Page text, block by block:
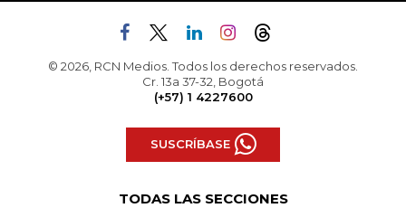
© 2026, RCN Medios. Todos los derechos reservados.
Cr. 13a 37-32, Bogotá
(+57) 1 4227600
SUSCRÍBASE
TODAS LAS SECCIONES